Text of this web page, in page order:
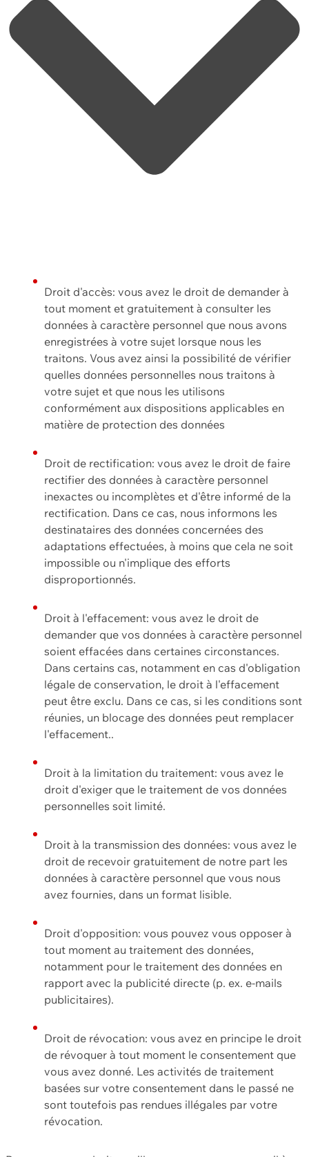
Droit d'accès: vous avez le droit de demander à
tout moment et gratuitement à consulter les
données à caractère personnel que nous avons
enregistrées à votre sujet lorsque nous les
traitons. Vous avez ainsi la possibilité de vérifier
quelles données personnelles nous traitons à
votre sujet et que nous les utilisons
conformément aux dispositions applicables en
matière de protection des données
Droit de rectification: vous avez le droit de faire
rectifier des données à caractère personnel
inexactes ou incomplètes et d'être informé de la
rectification. Dans ce cas, nous informons les
destinataires des données concernées des
adaptations effectuées, à moins que cela ne soit
impossible ou n'implique des efforts
disproportionnés.
Droit à l'effacement: vous avez le droit de
demander que vos données à caractère personnel
soient effacées dans certaines circonstances.
Dans certains cas, notamment en cas d'obligation
légale de conservation, le droit à l'effacement
peut être exclu. Dans ce cas, si les conditions sont
réunies, un blocage des données peut remplacer
l'effacement..
Droit à la limitation du traitement: vous avez le
droit d'exiger que le traitement de vos données
personnelles soit limité.
Droit à la transmission des données: vous avez le
droit de recevoir gratuitement de notre part les
données à caractère personnel que vous nous
avez fournies, dans un format lisible.
Droit d'opposition: vous pouvez vous opposer à
tout moment au traitement des données,
notamment pour le traitement des données en
rapport avec la publicité directe (p. ex. e-mails
publicitaires).
Droit de révocation: vous avez en principe le droit
de révoquer à tout moment le consentement que
vous avez donné. Les activités de traitement
basées sur votre consentement dans le passé ne
sont toutefois pas rendues illégales par votre
révocation.